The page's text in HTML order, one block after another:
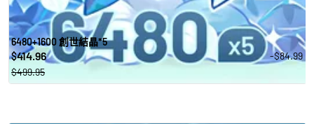
6480+1600 創世結晶*5
$414.96
-$84.99
$499.95